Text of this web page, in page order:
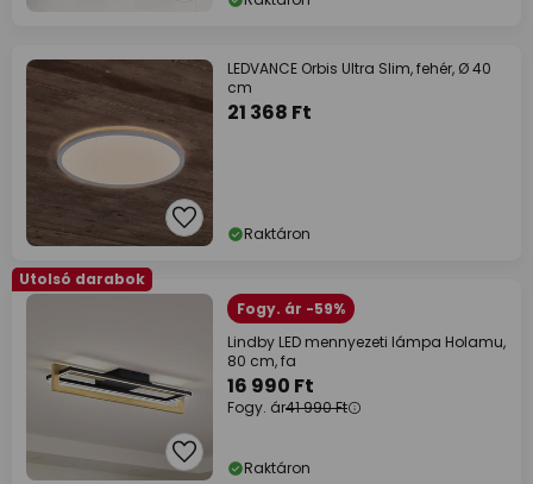
LEDVANCE Orbis Ultra Slim, fehér, Ø 40
cm
21 368 Ft
Raktáron
Utolsó darabok
Fogy. ár -59%
Lindby LED mennyezeti lámpa Holamu,
80 cm, fa
16 990 Ft
Fogy. ár41 990 Ft
Raktáron